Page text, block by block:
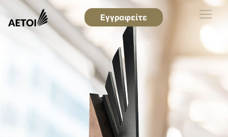
Εγγραφείτε